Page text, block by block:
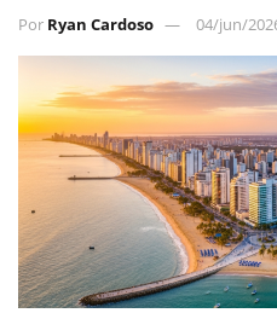
Por Ryan Cardoso 04/jun/